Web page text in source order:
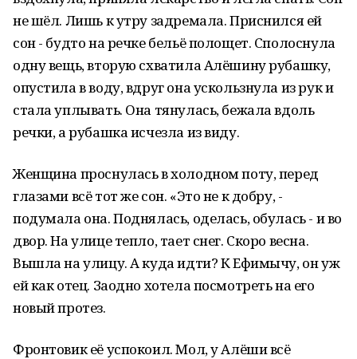
не шёл. Лишь к утру задремала. Приснился ей
сон - будто на речке бельё полощет. Сполоснула
одну вещь, вторую схватила Алёшину рубашку,
опустила в воду, вдруг она ускользнула из рук и
стала уплывать. Она тянулась, бежала вдоль
речки, а рубашка исчезла из виду.
Женщина проснулась в холодном поту, перед
глазами всё тот же сон. «Это не к добру, -
подумала она. Поднялась, оделась, обулась - и во
двор. На улице тепло, тает снег. Скоро весна.
Вышла на улицу. А куда идти? К Ефимычу, он уж
ей как отец. Заодно хотела посмотреть на его
новый протез.
Фронтовик её успокоил. Мол, у Алёши всё